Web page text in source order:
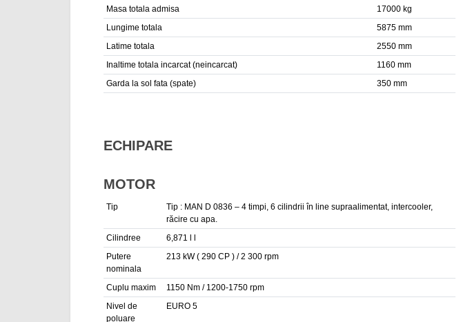
Masa totala admisa
17000 kg
Lungime totala
5875 mm
Latime totala
2550 mm
Inaltime totala incarcat (neincarcat)
1160 mm
Garda la sol fata (spate)
350 mm
ECHIPARE
MOTOR
Tip
Tip : MAN D 0836 – 4 timpi, 6 cilindrii în line supraalimentat, intercooler,
răcire cu apa.
Cilindree
6,871 l l
Putere
nominala
213 kW ( 290 CP ) / 2 300 rpm
Cuplu maxim
1150 Nm / 1200-1750 rpm
Nivel de
poluare
EURO 5